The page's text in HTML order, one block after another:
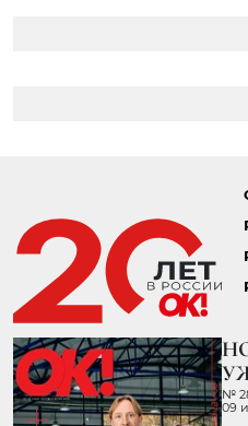
24.09.2014 13:09
ВИНС ВОН В
ДЕТЕКТИВЕ»
КОЛИНОМ
Предполагается, что
полицейского
Тейлору Китчу («Люди